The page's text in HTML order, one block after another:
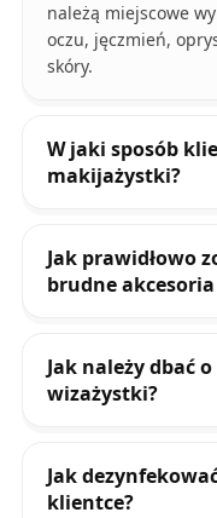
należą miejscowe
oczu, jęczmień,
skóry.
W jaki sposób
makijażystki?
Jak prawidłowo
brudne
Jak należy dbać
wizażystki?
Jak
klientce?